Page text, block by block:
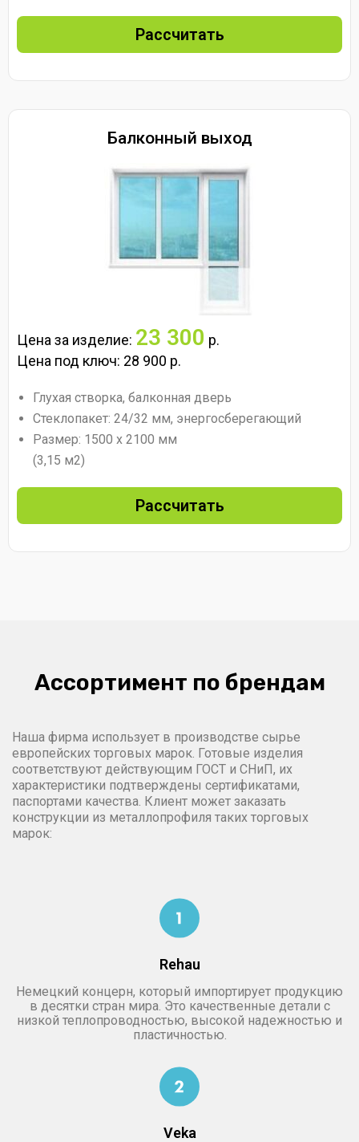
Рассчитать
Балконный выход
Цена за изделие: 23 300 р.
Цена под ключ: 28 900 р.
Глухая створка, балконная дверь
Стеклопакет: 24/32 мм, энергосберегающий
Размер: 1500 х 2100 мм
(3,15 м2)
Рассчитать
Ассортимент по брендам
Наша фирма использует в производстве сырье
европейских торговых марок. Готовые изделия
соответствуют действующим ГОСТ и СНиП, их
характеристики подтверждены сертификатами,
паспортами качества. Клиент может заказать
конструкции из металлопрофиля таких торговых
марок:
Rehau
Немецкий концерн, который импортирует продукцию
в десятки стран мира. Это качественные детали с
низкой теплопроводностью, высокой надежностью и
пластичностью.
Veka